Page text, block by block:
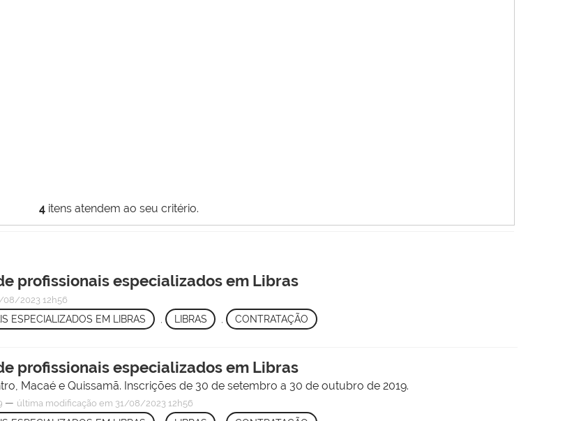
4itens atendem ao seu critério.
profissionais especializados em Libras
08/2023 12h56
ESPECIALIZADOS EM LIBRAS LIBRAS , CONTRATAÇÃO
profissionais especializados em Libras
Macaé e Quissamã. Inscrições de 30 de setembro a 30 de outubro de 2019.
— última modificação em 31/08/2023 12h56